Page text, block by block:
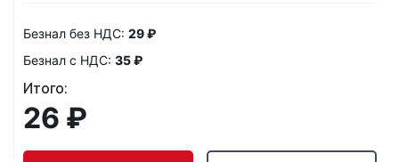
Безнал без НДС: 29 ₽
Безнал с НДС: 35 ₽
Итого:
26 ₽